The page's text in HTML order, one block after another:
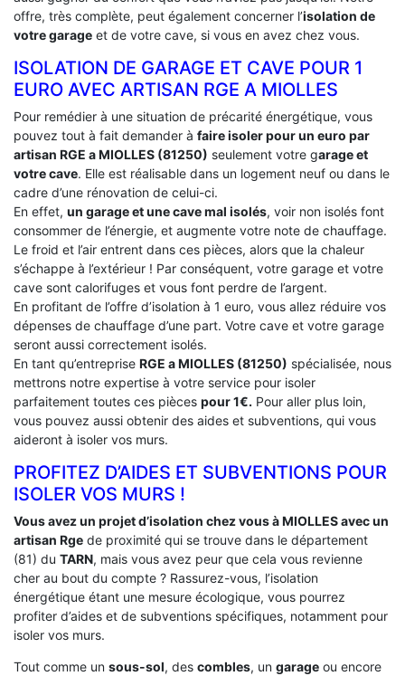
offre, très complète, peut également concerner l’isolation de
votre garage et de votre cave, si vous en avez chez vous.
ISOLATION DE GARAGE ET CAVE POUR 1
EURO AVEC ARTISAN RGE A MIOLLES
Pour remédier à une situation de précarité énergétique, vous
pouvez tout à fait demander à faire isoler pour un euro par
artisan RGE a MIOLLES (81250) seulement votre garage et
votre cave. Elle est réalisable dans un logement neuf ou dans le
cadre d’une rénovation de celui-ci.
En effet, un garage et une cave mal isolés, voir non isolés font
consommer de l’énergie, et augmente votre note de chauffage.
Le froid et l’air entrent dans ces pièces, alors que la chaleur
s’échappe à l’extérieur ! Par conséquent, votre garage et votre
cave sont calorifuges et vous font perdre de l’argent.
En profitant de l’offre d’isolation à 1 euro, vous allez réduire vos
dépenses de chauffage d’une part. Votre cave et votre garage
seront aussi correctement isolés.
En tant qu’entreprise RGE a MIOLLES (81250) spécialisée, nous
mettrons notre expertise à votre service pour isoler
parfaitement toutes ces pièces pour 1€. Pour aller plus loin,
vous pouvez aussi obtenir des aides et subventions, qui vous
aideront à isoler vos murs.
PROFITEZ D’AIDES ET SUBVENTIONS POUR
ISOLER VOS MURS !
Vous avez un projet d’isolation chez vous à MIOLLES avec un
artisan Rge de proximité qui se trouve dans le département
(81) du TARN, mais vous avez peur que cela vous revienne
cher au bout du compte ? Rassurez-vous, l’isolation
énergétique étant une mesure écologique, vous pourrez
profiter d’aides et de subventions spécifiques, notamment pour
isoler vos murs.
Tout comme un sous-sol, des combles, un garage ou encore